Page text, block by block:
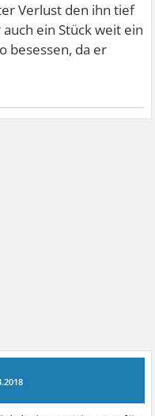
Verlust den ihn tief
ein Stück weit ein
besessen, da er